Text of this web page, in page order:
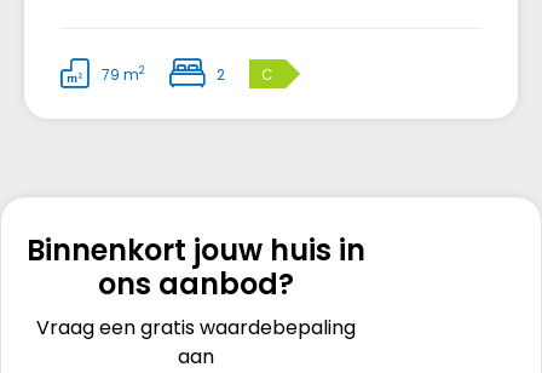
79 m2 2 C
Binnenkort jouw huis in
ons aanbod?
Vraag een gratis waardebepaling
aan